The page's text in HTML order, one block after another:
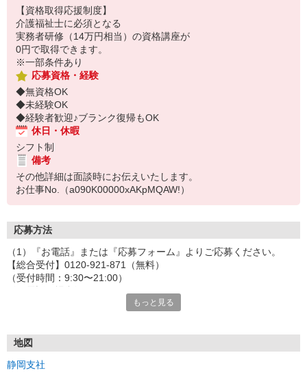
【資格取得応援制度】
介護福祉士に必須となる
実務者研修（14万円相当）の資格講座が
0円で取得できます。
※一部条件あり
応募資格・経験
◆無資格OK
◆未経験OK
◆経験者歓迎♪ブランク復帰もOK
休日・休暇
シフト制
備考
その他詳細は面談時にお伝えいたします。
お仕事No.（a090K00000xAKpMQAW!）
応募方法
（1）『お電話』または『応募フォーム』よりご応募ください。
【総合受付】0120-921-871（無料）
（受付時間：9:30〜21:00）
「e-aidemを見て」とお伝えいただけるとスムーズです。
◎応募フォームからのご応募は24時間受付中です！
（2）面談・登録の実施
もっと見る
地図
静岡支社